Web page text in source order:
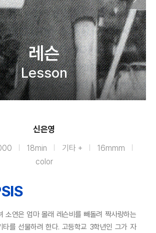
레슨
Lesson
신은영
18min 기타 +
16mmm
color
소연은 엄마 몰래 레슨비를 빼돌려 짝사랑하는
타를 선물하려 한다. 고등학교 3학년인 그가 자